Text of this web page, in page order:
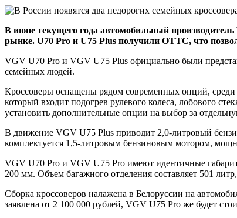
В июне текущего года автомобильный
рынке. U70 Pro и U75 Plus получили ОТТС, что
VGV U70 Pro и VGV U75 Plus официально были
семейных людей.
Кроссоверы оснащены рядом современных опций, среди
который входит подогрев рулевого колеса, лобового
установить дополнительные опции на выбор за
В движение VGV U75 Plus приводит 2,0-литровый
комплектуется 1,5-литровым бензиновым мотором,
VGV U70 Pro и VGV U75 Pro имеют идентичные
200 мм. Объем багажного отделения составляет 501
Сборка кроссоверов налажена в Белоруссии на
заявлена от 2 100 000 рублей, VGV U75 Pro же будет